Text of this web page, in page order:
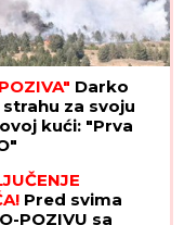
Darko
za svoju
kući: "Prva
Pred svima
POZIVU sa